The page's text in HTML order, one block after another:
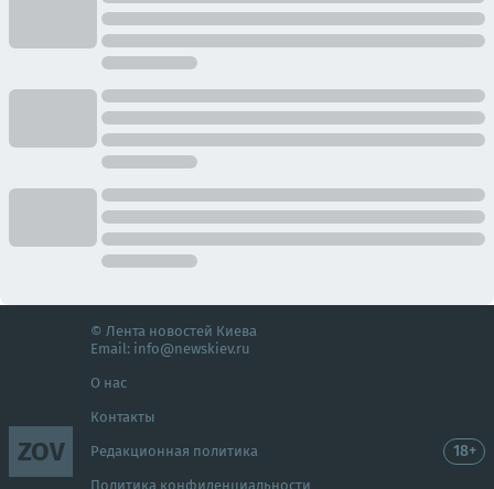
ZOV
© Лента новостей Киева
Email: info@newskiev.ru
О нас
Контакты
Редакционная политика
Политика конфиденциальности
18+